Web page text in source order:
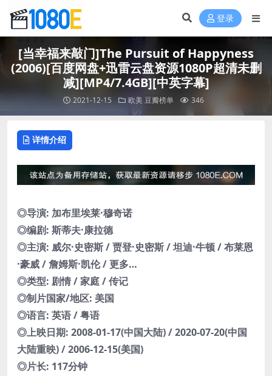
登录
[当幸福来敲门]The Pursuit of Happyness
(2006)[百度网盘+迅雷云盘资源1080P超清未删
减][MP4/7.4GB][中英字幕]
2021-12-15 欧美豆瓣榜单 346
详情介绍
◎导演: 加布里埃莱·穆奇诺
◎编剧: 斯蒂夫·康拉德
◎主演: 威尔·史密斯 / 贾登·史密斯 / 坦迪·牛顿 / 布莱恩
·豪威 / 詹姆斯·凯伦 / 更多…
◎类型: 剧情 / 家庭 / 传记
◎制片国家/地区: 美国
◎语言: 英语 / 粤语
◎上映日期: 2008-01-17(中国大陆) / 2020-07-20(中国
大陆重映) / 2006-12-15(美国)
◎片长: 117分钟